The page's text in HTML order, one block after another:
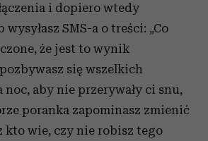
i dopiero wtedy
SMS-a o treści: „Co
że jest to wynik
się wszelkich
aby nie przerywały ci snu,
poranka zapominasz zmienić
kto wie, czy nie robisz tego